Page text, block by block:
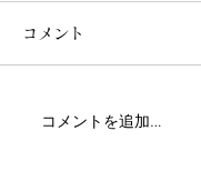
コメント
コメントを追加…